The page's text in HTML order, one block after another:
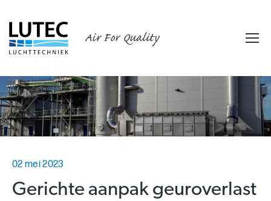
Air For Quality
02 mei 2023
Gerichte aanpak geuroverlast